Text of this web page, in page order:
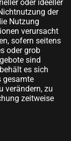
oder ideeller
der
Nutzung
verursacht
sofern seitens
oder grob
sind
es sich
gesamte
verändern, zu
zeitweise